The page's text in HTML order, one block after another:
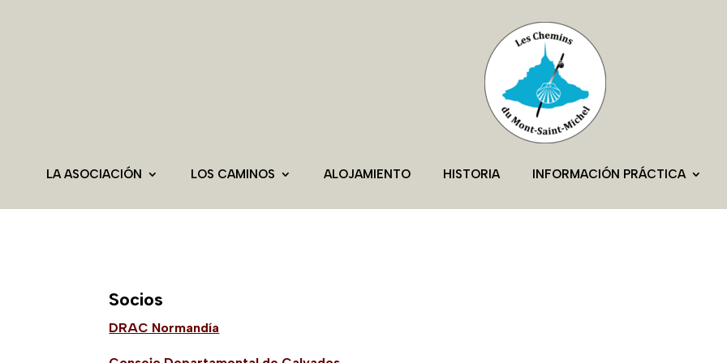
LA ASOCIACIÓN LOS CAMINOS ALOJAMIENTO HISTORIA INFORMACIÓN PRÁCTICA
Socios
DRAC Normandía